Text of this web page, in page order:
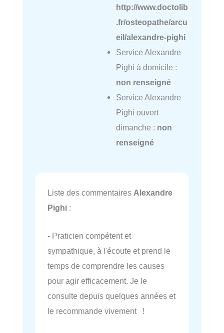
http://www.doctolib
.fr/osteopathe/arcu
eil/alexandre-pighi
Service Alexandre
Pighi à domicile :
non renseigné
Service Alexandre
Pighi ouvert
dimanche : non
renseigné
Liste des commentaires Alexandre
Pighi :
- Praticien compétent et
sympathique, à l'écoute et prend le
temps de comprendre les causes
pour agir efficacement. Je le
consulte depuis quelques années et
le recommande vivement !